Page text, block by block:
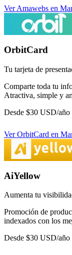
VerAmawebs en
OrbitCard
Tu tarjeta de
Comparte toda tu
Atractiva, simple y
Desde $30 USD/año
VerOrbitCard en
AiYellow
Aumenta tu
Promoción de
indexados con los
Desde $30 USD/año